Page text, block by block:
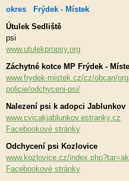
okres Frýdek - Místek
Útulek Sedliště
psi
www.utulekpropsy.org
Záchytné kotce MP Frýdek -
www.frydek-mistek.cz/cz/obcan/
policie/odchyceni-psi/
Nalezení psi k adopci Jablunkov
www.cvicakjablunkov.estranky.cz
Facebookové stránky
Odchycení psi Kozlovice
www.kozlovice.cz/
Facebookové stránky